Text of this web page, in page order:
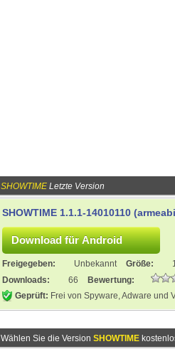
SHOWTIME Letzte Version
SHOWTIME 1.1.1-14010110
Freigegeben: Unbekannt Größe:
Downloads:
66
Bewertung:
Geprüft: Frei von Spyware, Adware und
Wählen Sie die Version SHOWTIME